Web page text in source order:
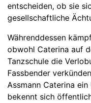
entscheiden, ob sie
gesellschaftliche
Währenddessen
obwohl Caterina auf
Tanzschule die
Fassbender
Assmann Caterina
bekennt sich